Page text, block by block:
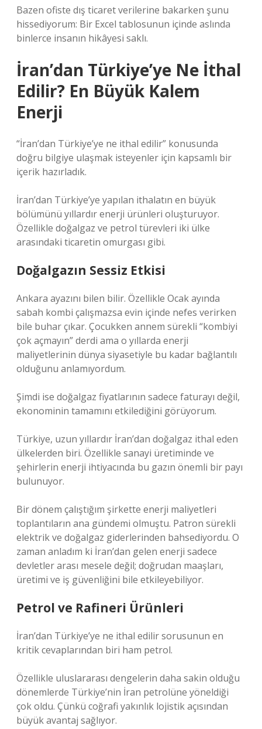
Bazen ofiste dış ticaret verilerine bakarken şunu
hissediyorum: Bir Excel tablosunun içinde aslında
binlerce insanın hikâyesi saklı.
İran’dan Türkiye’ye Ne İthal
Edilir? En Büyük Kalem
Enerji
“İran’dan Türkiye’ye ne ithal edilir” konusunda
doğru bilgiye ulaşmak isteyenler için kapsamlı bir
içerik hazırladık.
İran’dan Türkiye’ye yapılan ithalatın en büyük
bölümünü yıllardır enerji ürünleri oluşturuyor.
Özellikle doğalgaz ve petrol türevleri iki ülke
arasındaki ticaretin omurgası gibi.
Doğalgazın Sessiz Etkisi
Ankara ayazını bilen bilir. Özellikle Ocak ayında
sabah kombi çalışmazsa evin içinde nefes verirken
bile buhar çıkar. Çocukken annem sürekli “kombiyi
çok açmayın” derdi ama o yıllarda enerji
maliyetlerinin dünya siyasetiyle bu kadar bağlantılı
olduğunu anlamıyordum.
Şimdi ise doğalgaz fiyatlarının sadece faturayı değil,
ekonominin tamamını etkilediğini görüyorum.
Türkiye, uzun yıllardır İran’dan doğalgaz ithal eden
ülkelerden biri. Özellikle sanayi üretiminde ve
şehirlerin enerji ihtiyacında bu gazın önemli bir payı
bulunuyor.
Bir dönem çalıştığım şirkette enerji maliyetleri
toplantıların ana gündemi olmuştu. Patron sürekli
elektrik ve doğalgaz giderlerinden bahsediyordu. O
zaman anladım ki İran’dan gelen enerji sadece
devletler arası mesele değil; doğrudan maaşları,
üretimi ve iş güvenliğini bile etkileyebiliyor.
Petrol ve Rafineri Ürünleri
İran’dan Türkiye’ye ne ithal edilir sorusunun en
kritik cevaplarından biri ham petrol.
Özellikle uluslararası dengelerin daha sakin olduğu
dönemlerde Türkiye’nin İran petrolüne yöneldiği
çok oldu. Çünkü coğrafi yakınlık lojistik açısından
büyük avantaj sağlıyor.